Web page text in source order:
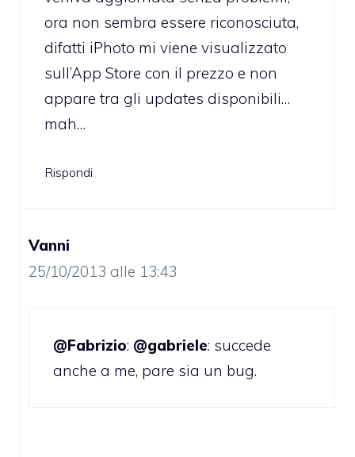
ora non sembra essere riconosciuta,
difatti iPhoto mi viene visualizzato
sull’App Store con il prezzo e non
appare tra gli updates disponibili…
mah…
Rispondi
Vanni
25/10/2013 alle 13:43
@Fabrizio: @gabriele: succede
anche a me, pare sia un bug.